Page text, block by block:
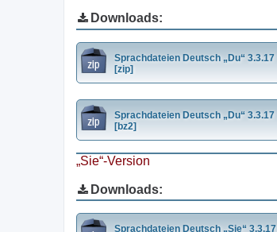
Downloads:
Sprachdateien Deutsch „Du“ 3.3.17
[zip]
Sprachdateien Deutsch „Du“ 3.3.17
[bz2]
„Sie“-Version
Downloads:
Sprachdateien Deutsch „Sie“ 3.3.17